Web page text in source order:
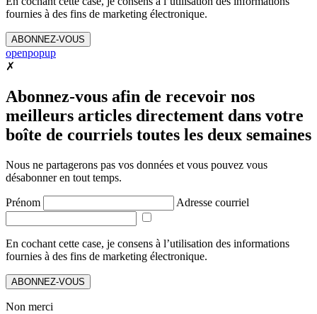
fournies à des fins de marketing électronique.
ABONNEZ-VOUS
openpopup
✗
Abonnez-vous afin de recevoir nos
meilleurs articles directement dans votre
boîte de courriels toutes les deux semaines
Nous ne partagerons pas vos données et vous pouvez vous
désabonner en tout temps.
Prénom Adresse courriel
En cochant cette case, je consens à l’utilisation des informations
fournies à des fins de marketing électronique.
ABONNEZ-VOUS
Non merci